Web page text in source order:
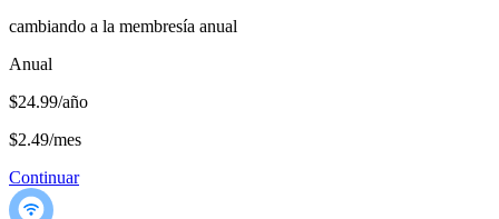
cambiando a la membresía anual
Anual
$24.99/año
$2.49/mes
Continuar